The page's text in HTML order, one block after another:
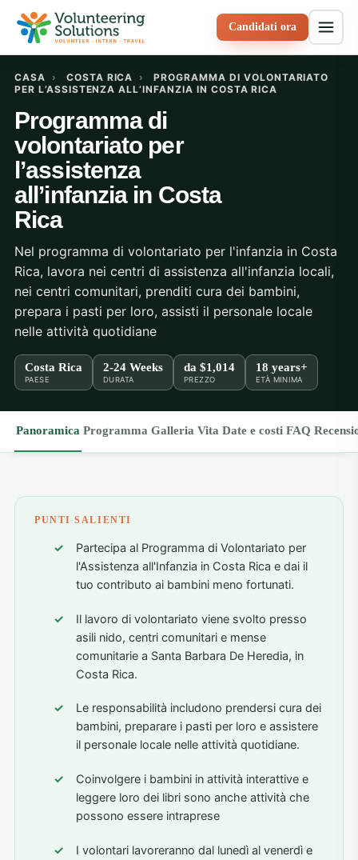
Candidati ora
CASA › COSTA RICA ›
PROGRAMMA DI VOLONTARIATO
PER L’ASSISTENZA ALL’INFANZIA IN COSTA RICA
Programma di
volontariato per
l’assistenza
all’infanzia in Costa
Rica
Nel programma di volontariato per l'infanzia in Costa
Rica, lavora nei centri di assistenza all'infanzia locali,
nei centri comunitari, prenditi cura dei bambini,
prepara i pasti per loro, assisti il personale locale
nelle attività quotidiane
Costa Rica
PAESE
2-24 Weeks
DURATA
da $1,014
PREZZO
18 years+
ETÀ MINIMA
Panoramica Programma Galleria Vita Date e costi FAQ
PUNTI SALIENTI
Partecipa al Programma di Volontariato per
l'Assistenza all'Infanzia in Costa Rica e dai il
tuo contributo ai bambini meno fortunati.
Il lavoro di volontariato viene svolto presso
asili nido, centri comunitari e mense
comunitarie a Santa Barbara De Heredia, in
Costa Rica.
Le responsabilità includono prendersi cura dei
bambini, preparare i pasti per loro e assistere
il personale locale nelle attività quotidiane.
Coinvolgere i bambini in attività interattive e
leggere loro dei libri sono anche attività che
possono essere intraprese
I volontari lavoreranno dal lunedì al venerdì e